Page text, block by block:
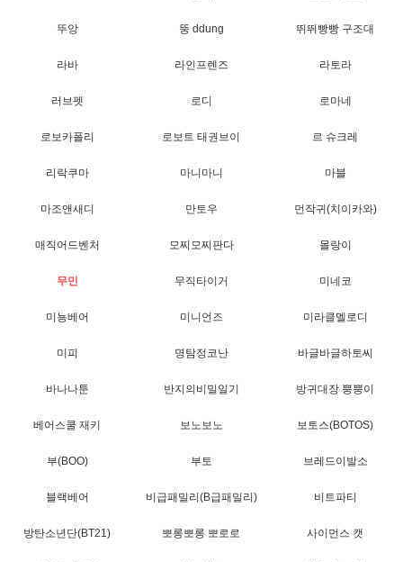
뚜앙 뚱 ddung 뛰뛰빵빵 구조대
라바 라인프렌즈 라토라
러브펫 로디 로마네
로보카폴리 로보트 태권브이 르 슈크레
리락쿠마 마니마니 마블
마조앤새디 만토우 먼작귀(치이카와)
매직어드벤처 모찌모찌판다 몰랑이
무민 무직타이거 미네코
미뇽베어 미니언즈 미라클멜로디
미피 명탐정코난 바글바글하토씨
바나나툰 반지의비밀일기 방귀대장 뿡뿡이
베어스쿨 재키 보노보노 보토스(BOTOS)
부(BOO) 부토 브레드이발소
블랙베어 비급패밀리(B급패밀리) 비트파티
방탄소년단(BT21) 뽀롱뽀롱 뽀로로 사이먼스 캣